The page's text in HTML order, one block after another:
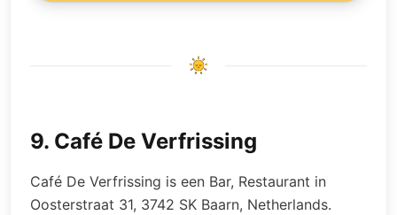
9. Café De Verfrissing
Café De Verfrissing is een Bar, Restaurant in
Oosterstraat 31, 3742 SK Baarn, Netherlands.